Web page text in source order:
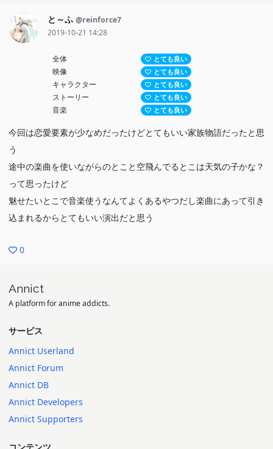
ションという土台のうえでいかに色々な人に観てもらうかを追求し
たのに対し、こちらは先に作りたい物語があり、次に自分達はアニ
メーションが得意だからアニメとして観てもらえるために形を整え
ていこう、という段取りの違いがあるのかもしれない。
と～ふ @reinforce7
2019-10-21 14:28
全体 とても良い
映像 とても良い
キャラクター とても良い
ストーリー とても良い
音楽 とても良い
今回は恋愛要素が少なめだったけどとてもいい家族物語だったと思
う
途中の楽曲を使いながらのとこと空飛んでるとこは天気の子かな？
って思ったけど
魅せたいとこで音楽使うなんてよくあるやつだし楽曲にあって引き
込まれるからとてもいい演出だと思う
0
Annict
A platform for anime addicts.
サービス
Annict Userland
Annict Forum
Annict DB
Annict Developers
Annict Supporters
コンテンツ